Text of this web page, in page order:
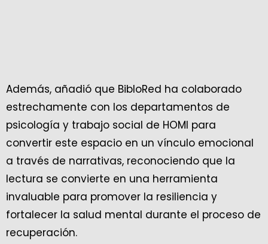
Además, añadió que BibloRed ha colaborado
estrechamente con los departamentos de
psicología y trabajo social de HOMI para
convertir este espacio en un vínculo emocional
a través de narrativas, reconociendo que la
lectura se convierte en una herramienta
invaluable para promover la resiliencia y
fortalecer la salud mental durante el proceso de
recuperación.